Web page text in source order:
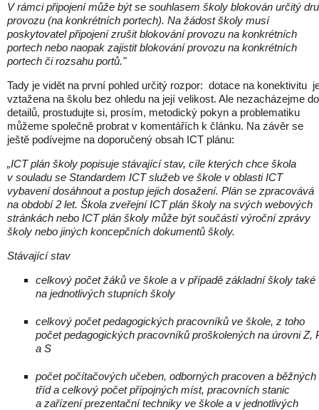
V rámci při­pojení může být se souhlasem školy blokován určitý
provozu (na konkrétních portech). Na žádost školy musí
poskytovatel připojení zrušit blokování provozu na konkrétních
portech nebo naopak zajistit blokování provozu na konkrétních
portech či rozsahu portů."
Tady je vidět na první pohled určitý rozpor: dotace na konektivitu
vztažena na školu bez ohledu na její velikost. Ale nezacházejme do
detailů, prostudujte si, prosím, metodický pokyn a problematiku
můžeme společně probrat v komentářích k článku. Na závěr se
ještě podívejme na doporučený obsah ICT plánu:
„ICT plán školy popisuje stávající stav, cíle kterých chce škola
v souladu se Standardem ICT služeb ve škole v oblasti ICT
vybavení dosáhnout a postup jejich dosažení. Plán se zpracovává
na období 2 let. Škola zveřejní ICT plán školy na svých webových
stránkách nebo ICT plán školy může být součástí výroční zprávy
školy nebo jiných koncepčních dokumentů školy.
Stávající stav
celkový počet žáků ve škole a v případě základní školy také
na jednotlivých stupních školy
celkový počet pedagogických pracovníků ve škole, z toho
počet pedagogických pracovníků proškolených na úrovni Z,
a S
počet počítačových učeben, odborných pracoven a běžných
tříd a celkový počet přípojných míst, pracovních stanic
a zařízení prezentační techniky ve škole a v jednotlivých